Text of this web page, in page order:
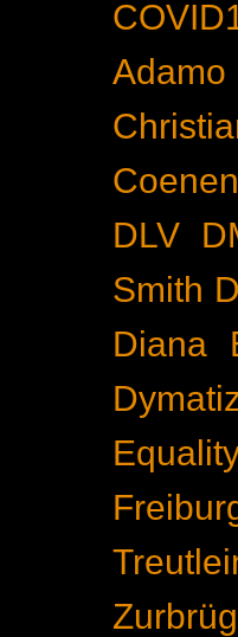
Adamo
Coenen
DLV
Smith
Diana